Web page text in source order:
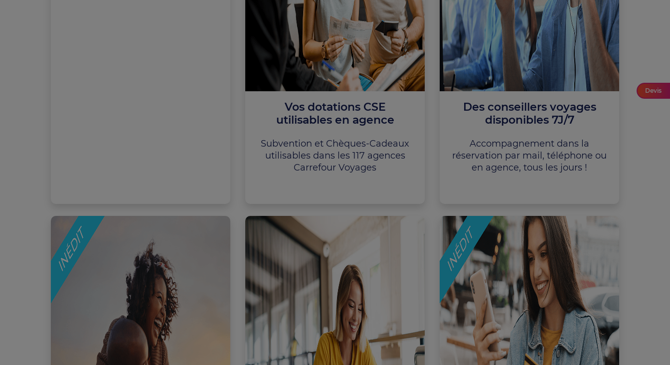
Vos dotations CSE
utilisables en agence
Subvention et Chèques-Cadeaux
utilisables dans les 117 agences
Carrefour Voyages
Des conseillers voyages
disponibles 7J/7
Accompagnement dans la
réservation par mail, téléphone ou
en agence, tous les jours !
Devis